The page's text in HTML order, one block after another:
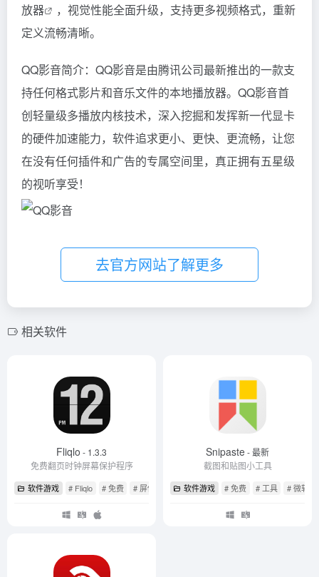
放器
，视觉性能全面升级，支持更多视频格式，重新
定义流畅清晰。
QQ影音简介：QQ影音是由腾讯公司最新推出的一款支
持任何格式影片和音乐文件的本地播放器。QQ影音首
创轻量级多播放内核技术，深入挖掘和发挥新一代显卡
的硬件加速能力，软件追求更小、更快、更流畅，让您
在没有任何插件和广告的专属空间里，真正拥有五星级
的视听享受！
去官方网站了解更多
相关软件
Fliqlo - 1.3.3
免费翻页时钟屏幕保护程序
软件游戏 # Fliqlo # 免费 # 屏保
Snipaste- 最新
截图和贴图小工具
软件游戏 # 免费 # 工具 # 微软